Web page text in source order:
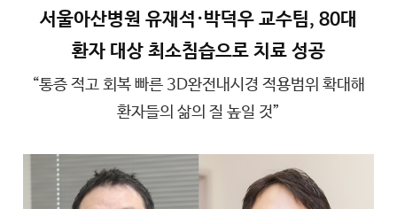
서울아산병원 유재석·박덕우 교수팀, 80대
환자 대상 최소침습으로 치료 성공
“통증 적고 회복 빠른 3D완전내시경 적용범위 확대해
환자들의 삶의 질 높일 것”